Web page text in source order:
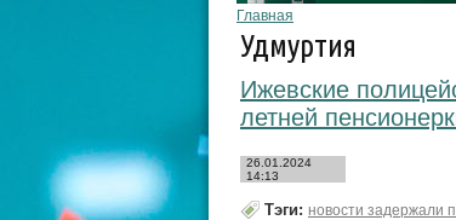
Вы здесь
Главная
Удмуртия
Ижевские
летней
26.01.2024
14:13
Тэги: новости задержали